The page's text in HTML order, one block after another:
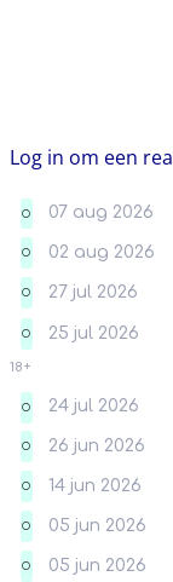
Log in om een
O 07 aug 2026
O 02 aug 2026
O 27 jul 2026
O 25 jul 2026
18+
O 24 jul 2026
O 26 jun 2026
O 14 jun 2026
O 05 jun 2026
O 05 jun 2026